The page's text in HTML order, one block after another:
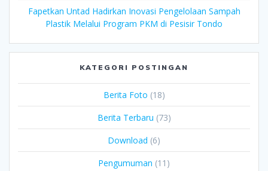
Fapetkan Untad Hadirkan Inovasi Pengelolaan Sampah
Plastik Melalui Program PKM di Pesisir Tondo
KATEGORI POSTINGAN
Berita Foto (18)
Berita Terbaru (73)
Download (6)
Pengumuman (11)